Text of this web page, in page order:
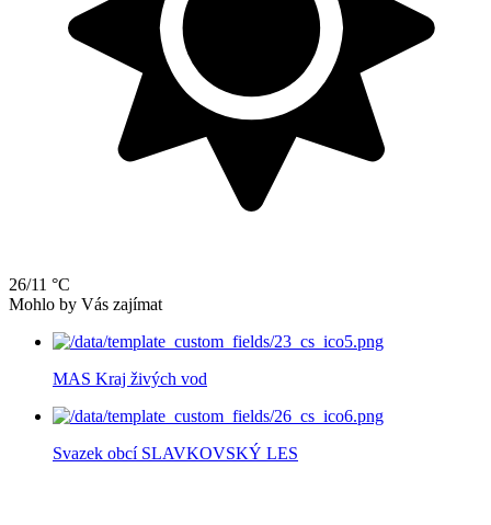
26/11 °C
Mohlo by Vás zajímat
MAS Kraj živých vod
Svazek obcí SLAVKOVSKÝ LES